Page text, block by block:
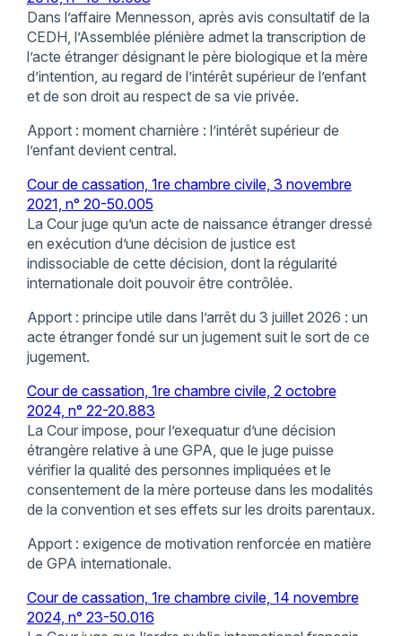
Dans l’affaire Mennesson, après avis consultatif de la
CEDH, l’Assemblée plénière admet la transcription de
l’acte étranger désignant le père biologique et la mère
d’intention, au regard de l’intérêt supérieur de l’enfant
et de son droit au respect de sa vie privée.
Apport : moment charnière : l’intérêt supérieur de
l’enfant devient central.
Cour de cassation, 1re chambre civile, 3 novembre
2021, n° 20-50.005
La Cour juge qu’un acte de naissance étranger dressé
en exécution d’une décision de justice est
indissociable de cette décision, dont la régularité
internationale doit pouvoir être contrôlée.
Apport : principe utile dans l’arrêt du 3 juillet 2026 : un
acte étranger fondé sur un jugement suit le sort de ce
jugement.
Cour de cassation, 1re chambre civile, 2 octobre
2024, n° 22-20.883
La Cour impose, pour l’exequatur d’une décision
étrangère relative à une GPA, que le juge puisse
vérifier la qualité des personnes impliquées et le
consentement de la mère porteuse dans les modalités
de la convention et ses effets sur les droits parentaux.
Apport : exigence de motivation renforcée en matière
de GPA internationale.
Cour de cassation, 1re chambre civile, 14 novembre
2024, n° 23-50.016